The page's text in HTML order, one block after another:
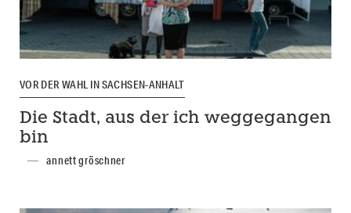
VOR DER WAHL IN SACHSEN-ANHALT
Die Stadt, aus der ich weggegangen
bin
annett gröschner